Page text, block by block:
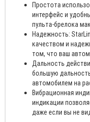
Простота
интерфейс и
пульта-брелока
Надежность:
качеством и
том, что ваш
Дальность
большую
автомобилем на
Вибрационная
индикации
даже если вы не